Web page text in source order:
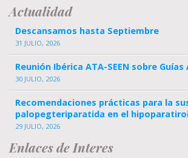
Actualidad
Descansamos hasta Septiembre
31 JULIO, 2026
Reunión Ibérica ATA-SEEN sobre Guías
30 JULIO, 2026
Recomendaciones prácticas para la
palopegteriparatida en el
29 JULIO, 2026
Enlaces de Interes